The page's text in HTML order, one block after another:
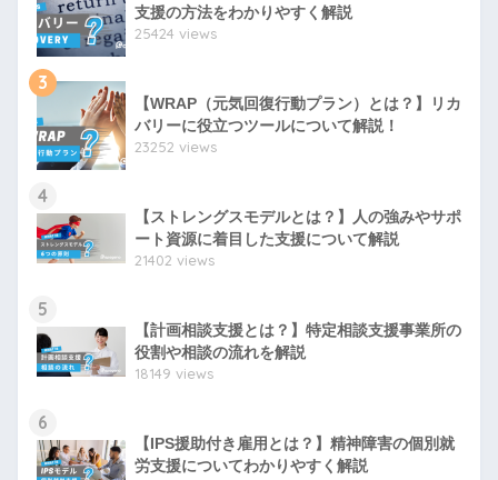
支援の方法をわかりやすく解説
25424 views
3
【WRAP（元気回復行動プラン）とは？】リカ
バリーに役立つツールについて解説！
23252 views
4
【ストレングスモデルとは？】人の強みやサポ
ート資源に着目した支援について解説
21402 views
5
【計画相談支援とは？】特定相談支援事業所の
役割や相談の流れを解説
18149 views
6
【IPS援助付き雇用とは？】精神障害の個別就
労支援についてわかりやすく解説